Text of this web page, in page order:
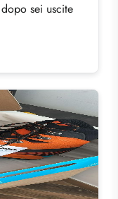
sei uscite